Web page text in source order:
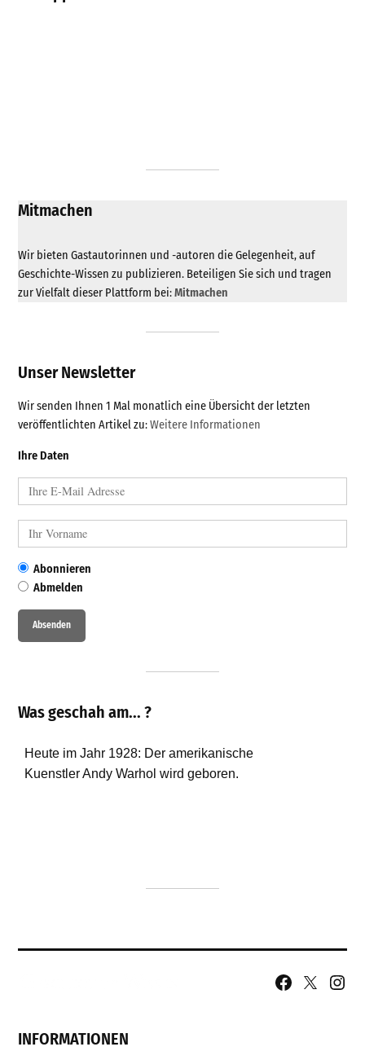
Mitmachen
Wir bieten Gastautorinnen und -autoren die Gelegenheit, auf
Geschichte-Wissen zu publizieren. Beteiligen Sie sich und tragen
zur Vielfalt dieser Plattform bei:Mitmachen
Unser Newsletter
Wir senden Ihnen 1 Mal monatlich eine Übersicht der letzten
veröffentlichten Artikel zu:Weitere Informationen
Ihre Daten
Abonnieren
Abmelden
Was geschah am... ?
Facebook
X
INFORMATIONEN